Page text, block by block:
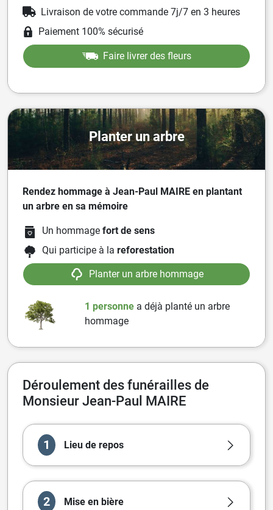
Livraison de votre commande 7j/7 en 3 heures
Paiement 100% sécurisé
Faire livrer des fleurs
Planter un arbre
Rendez hommage à Jean-Paul MAIRE en plantant
un arbre en sa mémoire
Un hommage fort de sens
Qui participe à la reforestation
Planter un arbre hommage
1 personne a déjà planté un arbre
hommage
Déroulement des funérailles de
Monsieur Jean-Paul MAIRE
1 Lieu de repos
2 Mise en bière